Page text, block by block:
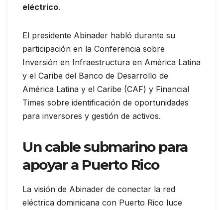
eléctrico.
El presidente Abinader habló durante su
participación en la Conferencia sobre
Inversión en Infraestructura en América Latina
y el Caribe del Banco de Desarrollo de
América Latina y el Caribe (CAF) y Financial
Times sobre identificación de oportunidades
para inversores y gestión de activos.
Un cable submarino para
apoyar a Puerto Rico
La visión de Abinader de conectar la red
eléctrica dominicana con Puerto Rico luce